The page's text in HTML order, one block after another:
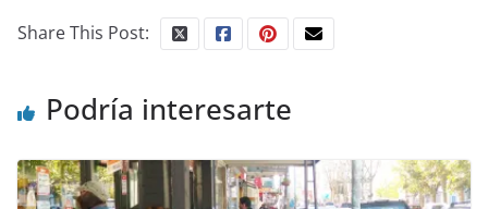
Share This Post:
Podría interesarte